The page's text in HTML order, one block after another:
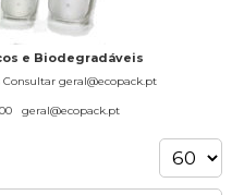
e Biodegradáveis
geral@ecopack.pt
geral@ecopack.pt